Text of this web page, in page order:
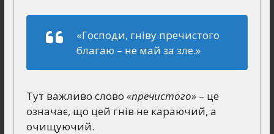
«Господи, гніву пречистого
благаю – не май за зле.»
Тут важливо слово «пречистого»– це
означає, що цей гнів не караючий, а
очищуючий.